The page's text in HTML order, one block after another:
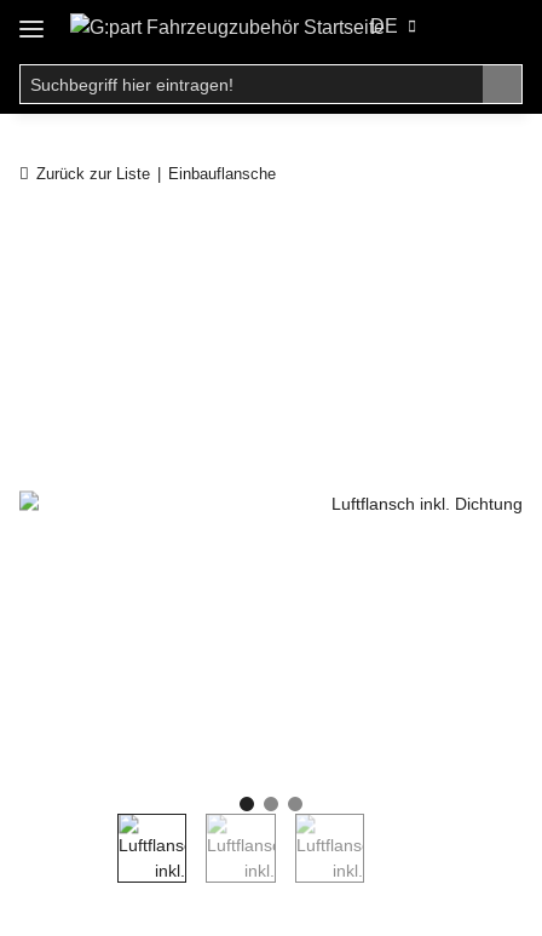
DE
Zurück zur Liste Einbauflansche